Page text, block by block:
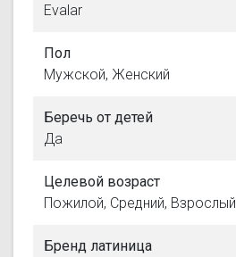
Evalar
Пол
Мужской, Женский
Беречь от детей
Да
Целевой возраст
Пожилой, Средний, Взрослый
Бренд латиница